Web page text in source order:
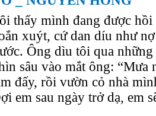
thấy mình đang được
xuýt, cứ dan díu như
Ông dìu tôi qua
sâu vào mắt ông: “Mưa
đấy, rồi vườn cỏ nhà
em sau ngày trở dạ, em